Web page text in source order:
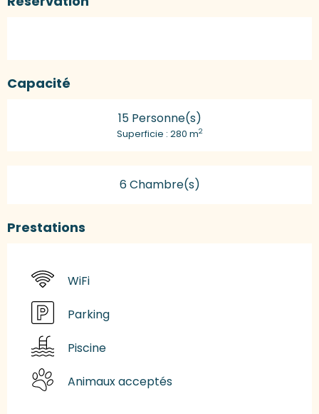
Capacité
15 Personne(s)
Superficie : 280 m2
6 Chambre(s)
Prestations
WiFi
Parking
Piscine
Animaux acceptés